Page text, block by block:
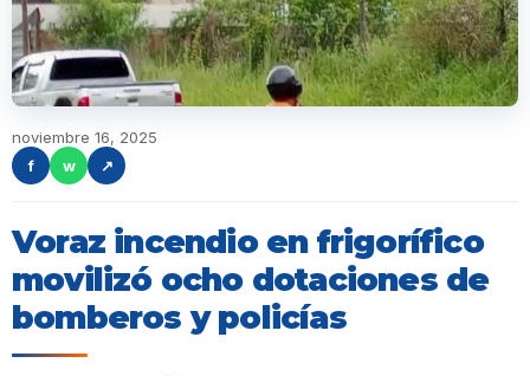
noviembre 16, 2025
f
w ↗
Voraz incendio en frigorífico
movilizó ocho dotaciones de
bomberos y policías